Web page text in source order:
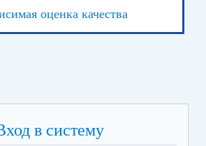
оценка качества
в систему